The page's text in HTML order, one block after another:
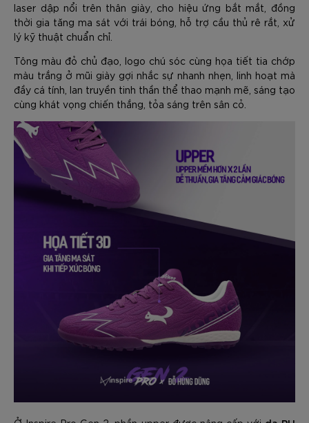
laser dập nổi trên thân giày, cho hiệu ứng bắt mắt, đồng
thời gia tăng ma sát với trái bóng, hỗ trợ cầu thủ rê rắt, xử
lý kỹ thuật chuẩn chỉ.
Tông màu đỏ chủ đạo, logo chú sóc cùng họa tiết tia chớp
màu trắng ở mũi giày gợi nhắc sự nhanh nhẹn, linh hoạt mà
đầy cá tính, lan truyền tinh thần thể thao mạnh mẽ, sáng tạo
cùng khát vọng chiến thắng, tỏa sáng trên sân cỏ.